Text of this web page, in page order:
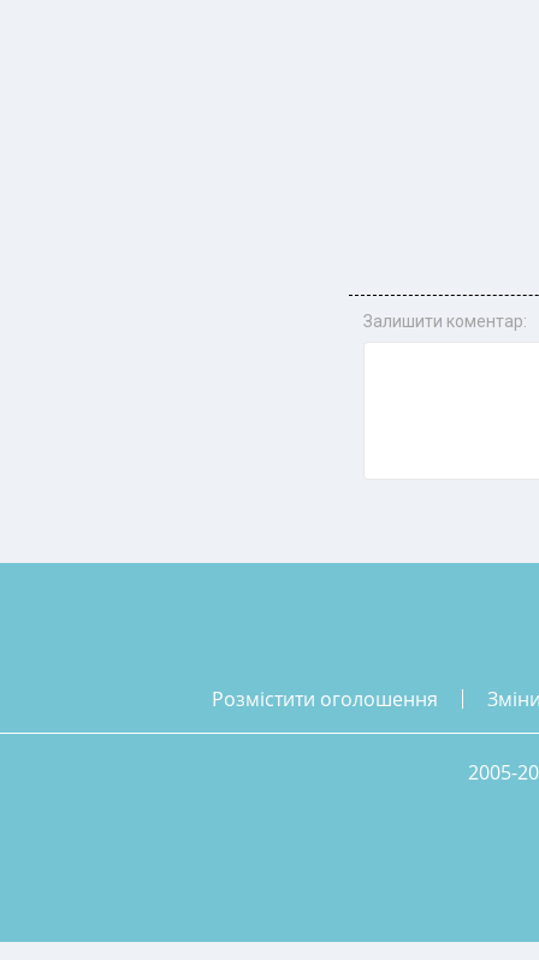
Залишити коментар:
розмістити оголошення
2005-